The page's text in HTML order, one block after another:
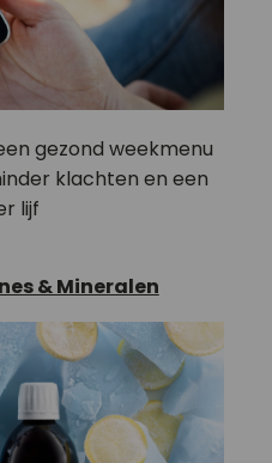
gezond weekmenu
klachten en een
lijf
& Mineralen